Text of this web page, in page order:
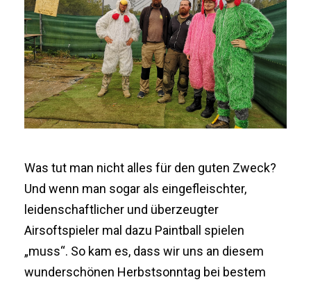
Was tut man nicht alles für den guten Zweck?
Und wenn man sogar als eingefleischter,
leidenschaftlicher und überzeugter
Airsoftspieler mal dazu Paintball spielen
„muss“. So kam es, dass wir uns an diesem
wunderschönen Herbstsonntag bei bestem